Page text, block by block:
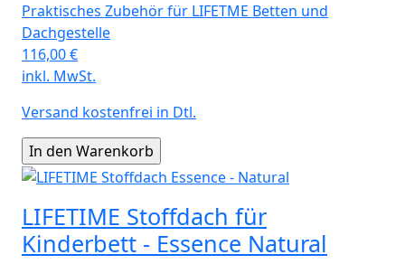
Praktisches Zubehör für LIFETME Betten und
Dachgestelle
116,00€
inkl. MwSt.
Versand kostenfrei in Dtl.
LIFETIME Stoffdach für
Kinderbett - Essence Natural